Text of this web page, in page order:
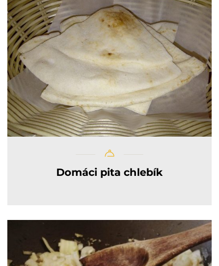
Domáci pita chlebík